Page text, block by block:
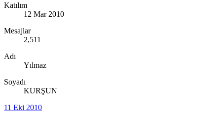
Katılım
12 Mar 2010
Mesajlar
2,511
Adı
Yılmaz
Soyadı
KURŞUN
11 Eki 2010